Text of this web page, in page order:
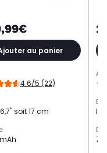
au panier
4.6/5 (22)
soit 17 cm